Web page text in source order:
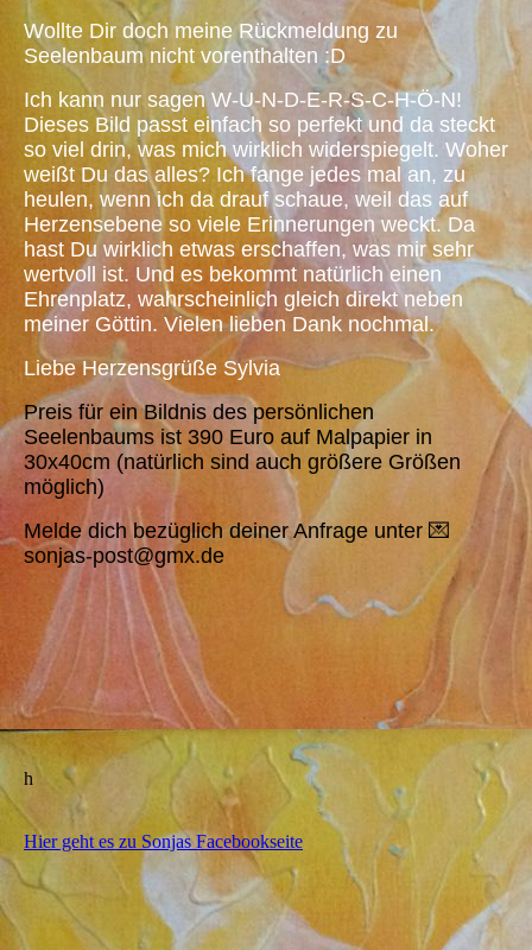
Wollte Dir doch meine Rückmeldung zu
Seelenbaum nicht vorenthalten :D
Ich kann nur sagen W-U-N-D-E-R-S-C-H-Ö-N!
Dieses Bild passt einfach so perfekt und da steckt
so viel drin, was mich wirklich widerspiegelt. Woher
weißt Du das alles? Ich fange jedes mal an, zu
heulen, wenn ich da drauf schaue, weil das auf
Herzensebene so viele Erinnerungen weckt. Da
hast Du wirklich etwas erschaffen, was mir sehr
wertvoll ist. Und es bekommt natürlich einen
Ehrenplatz, wahrscheinlich gleich direkt neben
meiner Göttin. Vielen lieben Dank nochmal.
Liebe Herzensgrüße Sylvia
Preis für ein Bildnis des persönlichen
Seelenbaums ist 390 Euro auf Malpapier in
30x40cm (natürlich sind auch größere Größen
möglich)
Melde dich bezüglich deiner Anfrage unter 💌
sonjas-post@gmx.de
h
Hier geht es zu Sonjas Facebookseite